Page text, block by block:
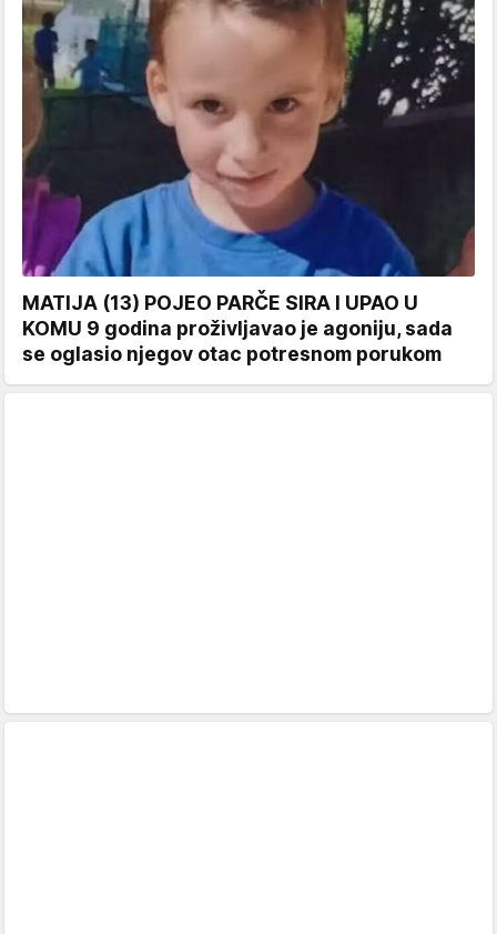
MATIJA (13) POJEO PARČE SIRA I UPAO U
KOMU 9 godina proživljavao je agoniju, sada
se oglasio njegov otac potresnom porukom